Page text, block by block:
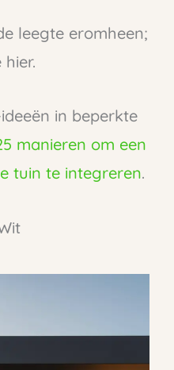
leegte eromheen;
in beperkte
manieren om een
tuin te integreren.